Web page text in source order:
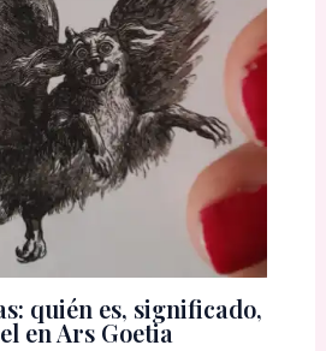
quién es, significado,
en Ars Goetia